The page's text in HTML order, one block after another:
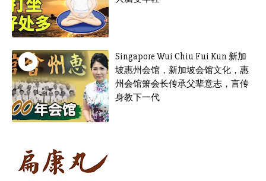
Singapore Wui Chiu Fui Kun 新加
坡惠州会馆，新加坡会馆文化，惠
州会馆箫会长传承父辈意志，言传
身教下一代